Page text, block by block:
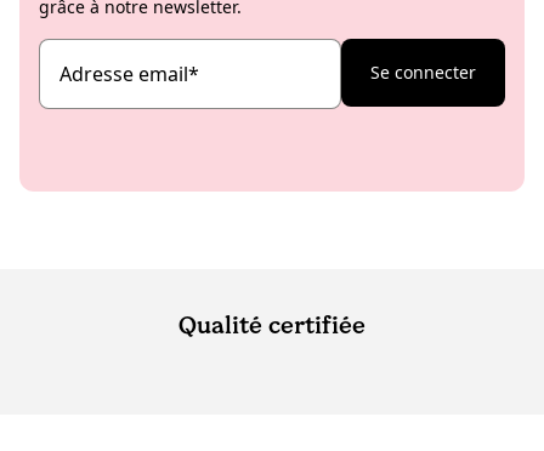
grâce à notre newsletter.
Adresse email* Se connecter
Qualité certifiée